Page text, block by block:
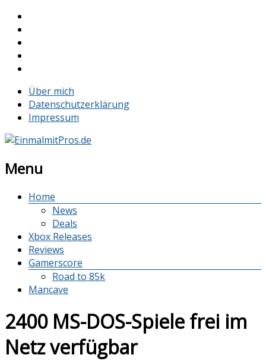
Über mich
Datenschutzerklärung
Impressum
Menu
Home
News
Deals
Xbox Releases
Reviews
Gamerscore
Road to 85k
Mancave
2400 MS-DOS-Spiele frei im
Netz verfügbar